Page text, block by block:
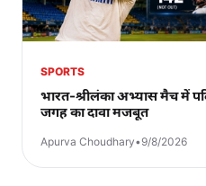
SPORTS
भारत-श्रीलंका अभ्यास मैच में
जगह का दावा मजबूत
Apurva Choudhary•9/8/2026